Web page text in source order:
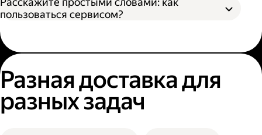
стоимость доставки.
мог выдать заказ;
По коду из смс. Получателю нужно назвать
получить его по номеру телефона.
пользоваться сервисом?
Разная доставка для
разных задач